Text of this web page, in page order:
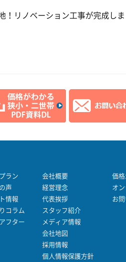
！リノベーション工事が完成し
ラン
声
情報
コラム
フター
会社概要
経営理念
代表挨拶
スタッフ紹介
メディア情報
会社地図
採用情報
個人情報保護方針
価格
オ
お